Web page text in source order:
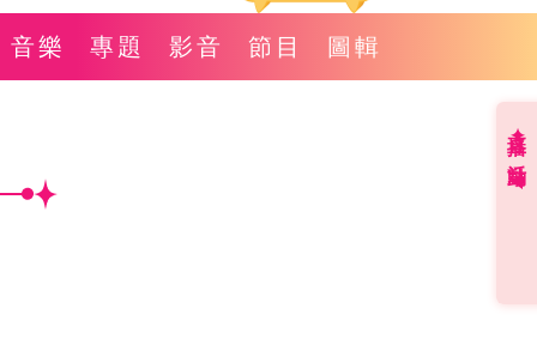
音樂 專題 影音 節目 圖輯
直播✦活動